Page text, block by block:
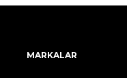
MARKALAR